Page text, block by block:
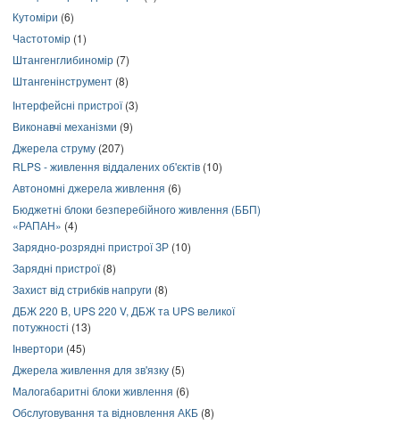
Кутоміри (6)
Частотомір (1)
Штангенглибиномір (7)
Штангенінструмент (8)
Інтерфейсні пристрої(3)
Виконавчі механізми (9)
Джерела струму (207)
RLPS - живлення віддалених об'єктів (10)
Автономні джерела живлення (6)
Бюджетні блоки безперебійного живлення (ББП)
«РАПАН» (4)
Зарядно-розрядні пристрої ЗР (10)
Зарядні пристрої(8)
Захист від стрибків напруги (8)
ДБЖ 220 В, UPS 220 V, ДБЖ та UPS великої
потужності (13)
Інвертори (45)
Джерела живлення для зв'язку (5)
Малогабаритні блоки живлення (6)
Обслуговування та відновлення АКБ (8)